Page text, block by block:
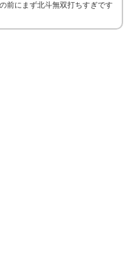
前にまず北斗無双打ちすぎです